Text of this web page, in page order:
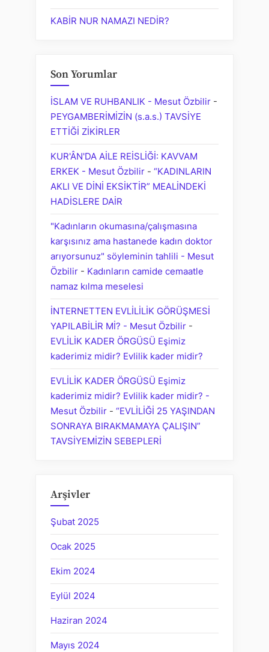
KABİR NUR NAMAZI NEDİR?
Son Yorumlar
İSLAM VE RUHBANLIK - Mesut Özbilir -
PEYGAMBERİMİZİN (s.a.s.) TAVSİYE
ETTİĞİ ZİKİRLER
KUR'ÂN'DA AİLE REİSLİĞİ: KAVVAM
ERKEK - Mesut Özbilir - “KADINLARIN
AKLI VE DİNİ EKSİKTİR” MEALİNDEKİ
HADİSLERE DAİR
"Kadınların okumasına/çalışmasına
karşısınız ama hastanede kadın doktor
arıyorsunuz" söyleminin tahlili - Mesut
Özbilir - Kadınların camide cemaatle
namaz kılma meselesi
İNTERNETTEN EVLİLİLİK GÖRÜŞMESİ
YAPILABİLİR Mİ? - Mesut Özbilir -
EVLİLİK KADER ÖRGÜSÜ Eşimiz
kaderimiz midir? Evlilik kader midir?
EVLİLİK KADER ÖRGÜSÜ Eşimiz
kaderimiz midir? Evlilik kader midir? -
Mesut Özbilir - “EVLİLİĞİ 25 YAŞINDAN
SONRAYA BIRAKMAMAYA ÇALIŞIN”
TAVSİYEMİZİN SEBEPLERİ
Arşivler
Şubat 2025
Ocak 2025
Ekim 2024
Eylül 2024
Haziran 2024
Mayıs 2024